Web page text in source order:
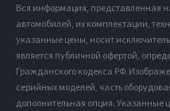
Вся информация, представленная
автомобилей, их комплектации,
указанные цены, носит
является публичной офертой,
Гражданского кодекса РФ.
серийных моделей, часть
дополнительная опция.